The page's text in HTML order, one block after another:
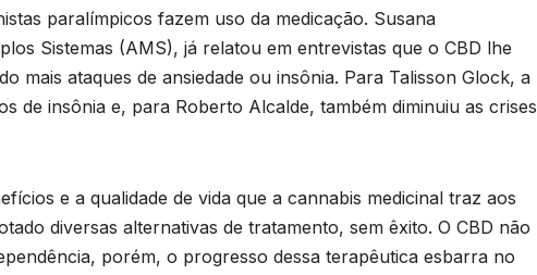
paralímpicos fazem uso da medicação. Susana
Sistemas (AMS), já relatou em entrevistas que o CBD lhe
mais ataques de ansiedade ou insônia. Para Talisson Glock, a
de insônia e, para Roberto Alcalde, também diminuiu as crises
e a qualidade de vida que a cannabis medicinal traz aos
diversas alternativas de tratamento, sem êxito. O CBD não
porém, o progresso dessa terapêutica esbarra no